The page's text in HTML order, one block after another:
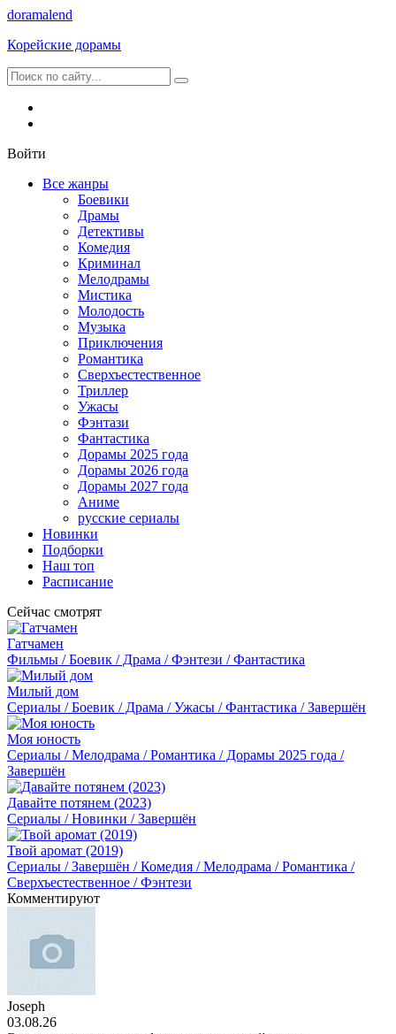
doramalend
Корейские дорамы
Войти
Все жанры
Боевики
Драмы
Детективы
Комедия
Криминал
Мелодрамы
Мистика
Молодость
Музыка
Приключения
Романтика
Сверхъестественное
Триллер
Ужасы
Фэнтази
Фантастика
Дорамы 2025 года
Дорамы 2026 года
Дорамы 2027 года
Аниме
русские сериалы
Новинки
Подборки
Наш топ
Расписание
Сейчас смотрят
Гатчамен
Фильмы / Боевик / Драма / Фэнтези / Фантастика
Милый дом
Сериалы / Боевик / Драма / Ужасы / Фантастика / Завершён
Моя юность
Сериалы / Мелодрама / Романтика / Дорамы 2025 года /
Завершён
Давайте потянем (2023)
Сериалы / Новинки / Завершён
Твой аромат (2019)
Сериалы / Завершён / Комедия / Мелодрама / Романтика /
Сверхъестественное / Фэнтези
Комментируют
Joseph
03.08.26